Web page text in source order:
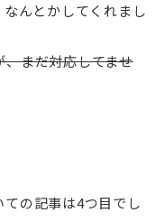
んとかしてくれまし
まだ対応してませ
の記事は4つ目でし